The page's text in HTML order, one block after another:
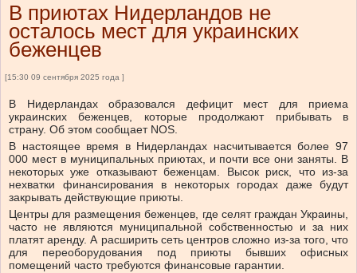
В приютах Нидерландов не
осталось мест для украинских
беженцев
[15:30 09 сентября 2025 года ]
В Нидерландах образовался дефицит мест для приема
украинских беженцев, которые продолжают прибывать в
страну. Об этом сообщает NOS.
В настоящее время в Нидерландах насчитывается более 97
000 мест в муниципальных приютах, и почти все они заняты. В
некоторых уже отказывают беженцам. Высок риск, что из-за
нехватки финансирования в некоторых городах даже будут
закрывать действующие приюты.
Центры для размещения беженцев, где селят граждан Украины,
часто не являются муниципальной собственностью и за них
платят аренду. А расширить сеть центров сложно из-за того, что
для переоборудования под приюты бывших офисных
помещений часто требуются финансовые гарантии.